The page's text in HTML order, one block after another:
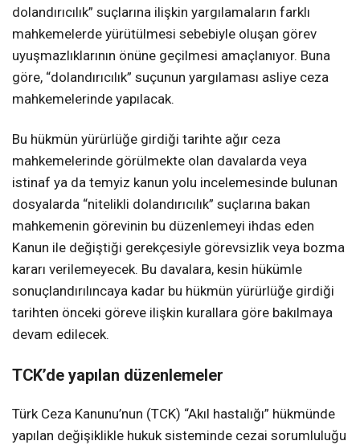
dolandırıcılık” suçlarına ilişkin yargılamaların farklı
mahkemelerde yürütülmesi sebebiyle oluşan görev
uyuşmazlıklarının önüne geçilmesi amaçlanıyor. Buna
göre, “dolandırıcılık” suçunun yargılaması asliye ceza
mahkemelerinde yapılacak.
Bu hükmün yürürlüğe girdiği tarihte ağır ceza
mahkemelerinde görülmekte olan davalarda veya
istinaf ya da temyiz kanun yolu incelemesinde bulunan
dosyalarda “nitelikli dolandırıcılık” suçlarına bakan
mahkemenin görevinin bu düzenlemeyi ihdas eden
Kanun ile değiştiği gerekçesiyle görevsizlik veya bozma
kararı verilemeyecek. Bu davalara, kesin hükümle
sonuçlandırılıncaya kadar bu hükmün yürürlüğe girdiği
tarihten önceki göreve ilişkin kurallara göre bakılmaya
devam edilecek.
TCK’de yapılan düzenlemeler
Türk Ceza Kanunu’nun (TCK) “Akıl hastalığı” hükmünde
yapılan değişiklikle hukuk sisteminde cezai sorumluluğu